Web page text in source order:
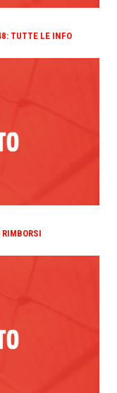
TUTTE LE INFO